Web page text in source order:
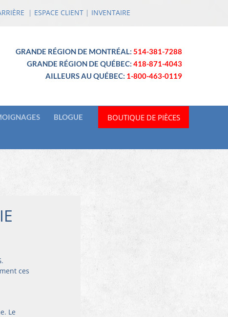
| ESPACE CLIENT | INVENTAIRE
GRANDE RÉGION DE MONTRÉAL: 514-381-7288
GRANDE RÉGION DE QUÉBEC: 418-871-4043
AILLEURS AU QUÉBEC: 1-800-463-0119
BLOGUE BOUTIQUE DE PIÈCES
ces
Le